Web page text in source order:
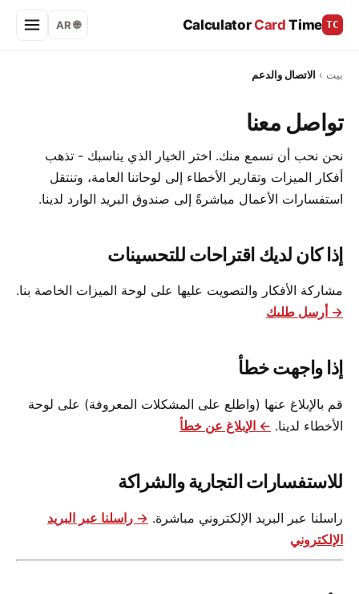
TC
Time
Card
Calculator
🌐 AR
بيت › الاتصال والدعم
تواصل معنا
نحن نحب أن نسمع منك. اختر الخيار الذي يناسبك - تذهب
أفكار الميزات وتقارير الأخطاء إلى لوحاتنا العامة، وتنتقل
استفسارات الأعمال مباشرةً إلى صندوق البريد الوارد لدينا.
إذا كان لديك اقتراحات للتحسينات
مشاركة الأفكار والتصويت عليها على لوحة الميزات الخاصة بنا.
→ أرسل طلبك
إذا واجهت خطأ
قم بالإبلاغ عنها (واطلع على المشكلات المعروفة) على لوحة
الأخطاء لدينا. ← الإبلاغ عن خطأ
للاستفسارات التجارية والشراكة
راسلنا عبر البريد الإلكتروني مباشرة. → راسلنا عبر البريد
الإلكتروني